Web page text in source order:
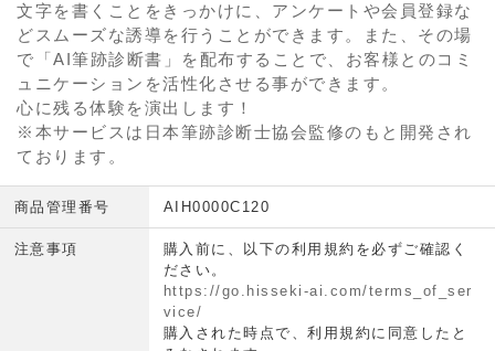
文字を書くことをきっかけに、アンケートや会員登録な
どスムーズな誘導を行うことができます。また、その場
で「AI筆跡診断書」を配布することで、お客様とのコミ
ュニケーションを活性化させる事ができます。
心に残る体験を演出します！
※本サービスは日本筆跡診断士協会監修のもと開発され
ております。
商品管理番号 AIH0000C120
注意事項
購入前に、以下の利用規約を必ずご確認く
ださい。
https://go.hisseki-ai.com/terms_of_ser
vice/
購入された時点で、利用規約に同意したと